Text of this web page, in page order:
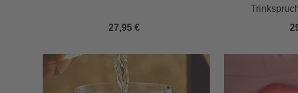
27,95 €